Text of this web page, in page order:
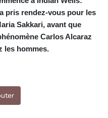
pris rendez-vous pour les
Sakkari, avant que
Carlos Alcaraz
les hommes.